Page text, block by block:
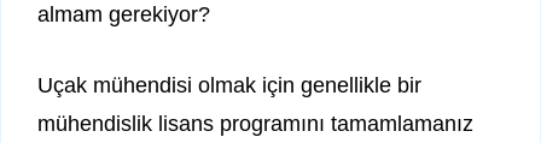
almam gerekiyor?
Uçak mühendisi olmak için genellikle bir
mühendislik lisans programını tamamlamanız